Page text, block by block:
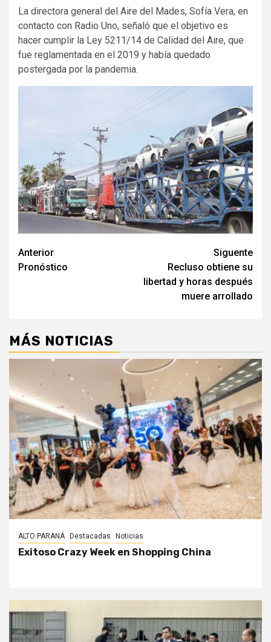
La directora general del Aire del Mades, Sofía Vera, en
contacto con Radio Uno, señaló que el objetivo es
hacer cumplir la Ley 5211/14 de Calidad del Aire, que
fue reglamentada en el 2019 y había quedado
postergada por la pandemia.
Navegación
de
Anterior
Pronóstico
Siguente
Recluso obtiene su
libertad y horas después
muere arrollado
MÁS NOTICIAS
ALTO PARANÁ Destacadas Noticias
Exitoso Crazy Week en Shopping China